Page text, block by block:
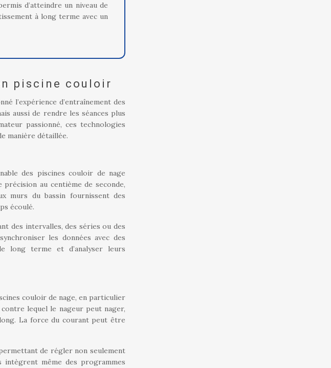
d’atteindre un niveau de
à long terme avec un
piscine couloir
l’expérience d’entraînement des
aussi de rendre les séances plus
passionné, ces technologies
manière détaillée.
des piscines couloir de nage
au centième de seconde,
murs du bassin fournissent des
écoulé.
des intervalles, des séries ou des
les données avec des
long terme et d’analyser leurs
couloir de nage, en particulier
lequel le nageur peut nager,
long. La force du courant peut être
de régler non seulement
intègrent même des programmes